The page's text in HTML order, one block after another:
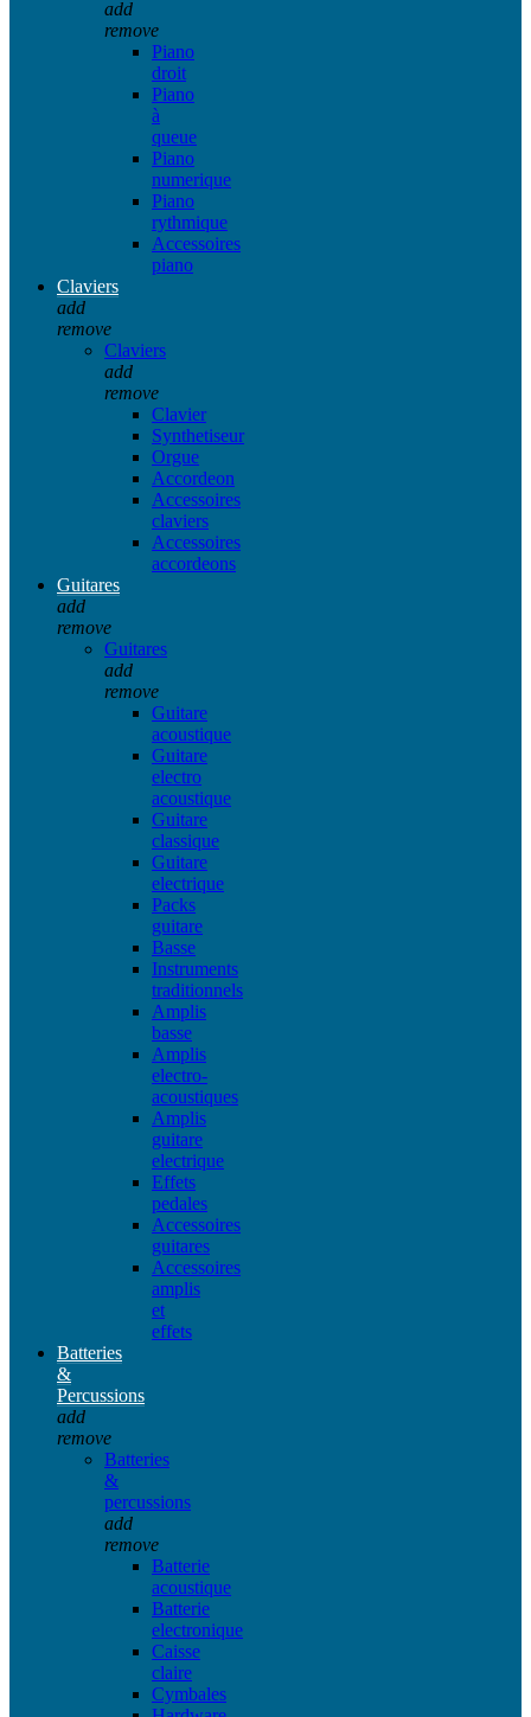
add
remove
Piano
droit
Piano
à
queue
Piano
numerique
Piano
rythmique
Accessoires
piano
Claviers
add
remove
Claviers
add
remove
Clavier
Synthetiseur
Orgue
Accordeon
Accessoires
claviers
Accessoires
accordeons
Guitares
add
remove
Guitares
add
remove
Guitare
acoustique
Guitare
electro
acoustique
Guitare
classique
Guitare
electrique
Packs
guitare
Basse
Instruments
traditionnels
Amplis
basse
Amplis
electro-
acoustiques
Amplis
guitare
electrique
Effets
pedales
Accessoires
guitares
Accessoires
amplis
et
effets
Batteries
&
Percussions
add
remove
Batteries
&
percussions
add
remove
Batterie
acoustique
Batterie
electronique
Caisse
claire
Cymbales